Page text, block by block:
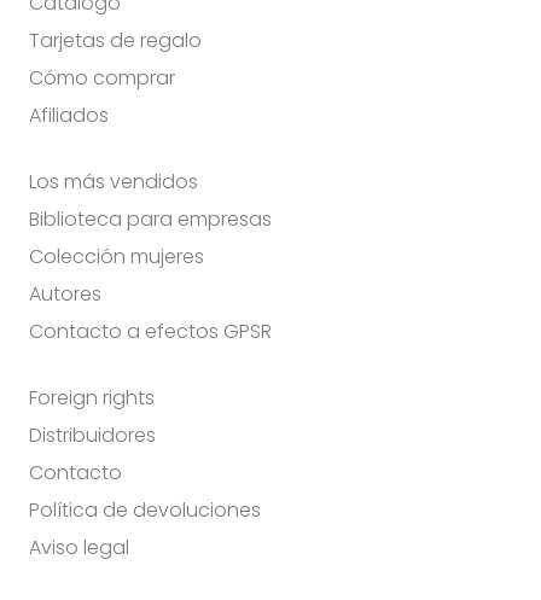
Tarjetas de regalo
Cómo comprar
Afiliados
Los más vendidos
Biblioteca para empresas
Colección mujeres
Autores
Contacto a efectos GPSR
Foreign rights
Distribuidores
Contacto
Política de devoluciones
Aviso legal